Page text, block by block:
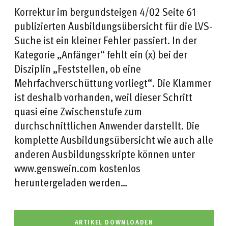
Korrektur im bergundsteigen 4/02 Seite 61
publizierten Ausbildungsübersicht für die LVS-
Suche ist ein kleiner Fehler passiert. In der
Kategorie „Anfänger“ fehlt ein (x) bei der
Disziplin „Feststellen, ob eine
Mehrfachverschüttung vorliegt“. Die Klammer
ist deshalb vorhanden, weil dieser Schritt
quasi eine Zwischenstufe zum
durchschnittlichen Anwender darstellt. Die
komplette Ausbildungsübersicht wie auch alle
anderen Ausbildungsskripte können unter
www.genswein.com kostenlos
heruntergeladen werden…
ARTIKEL DOWNLOADEN